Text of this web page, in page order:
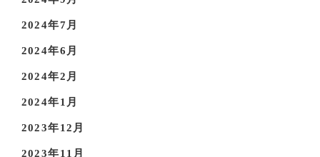
2024年7月
2024年6月
2024年2月
2024年1月
2023年12月
2023年11月